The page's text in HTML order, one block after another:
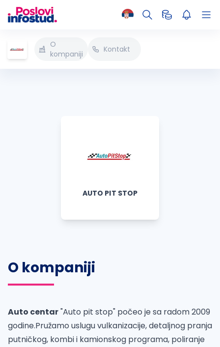
O
kompaniji
Kontakt
AUTO PIT STOP
O kompaniji
Auto centar"Auto pit stop" počeo je sa radom 2009
godine.Pružamo uslugu vulkanizacije, detaljnog pranja
putničkog, kombi i kamionskog programa, poliranje